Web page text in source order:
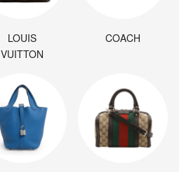
LOUIS
VUITTON
COACH